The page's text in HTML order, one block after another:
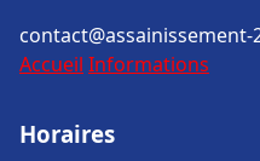
contact@assainissement-
Accueil Informations
Horaires